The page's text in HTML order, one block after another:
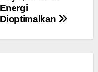
Energi
Dioptimalkan